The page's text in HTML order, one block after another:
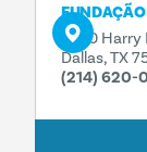
3630 Harry
Dallas, TX
(214) 620-